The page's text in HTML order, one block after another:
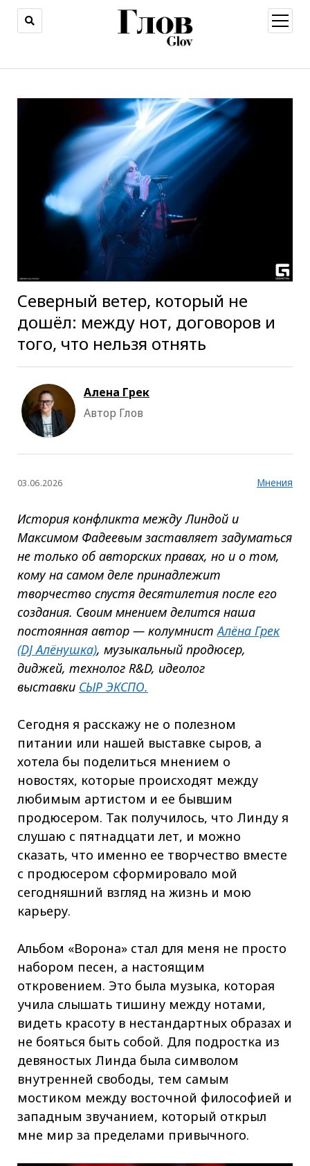
меню
Северный ветер, который не
дошёл: между нот, договоров и
того, что нельзя отнять
Алена Грек
Автор Глов
03.06.2026 Мнения
История конфликта между Линдой и
Максимом Фадеевым заставляет задуматься
не только об авторских правах, но и о том,
кому на самом деле принадлежит
творчество спустя десятилетия после его
создания. Своим мнением делится наша
постоянная автор — колумнистАлёна Грек
(DJ Алёнушка), музыкальный продюсер,
диджей, технолог R&D, идеолог
выставки СЫР ЭКСПО.
Сегодня я расскажу не о полезном
питании или нашей выставке сыров, а
хотела бы поделиться мнением о
новостях, которые происходят между
любимым артистом и ее бывшим
продюсером. Так получилось, что Линду я
слушаю с пятнадцати лет, и можно
сказать, что именно ее творчество вместе
с продюсером сформировало мой
сегодняшний взгляд на жизнь и мою
карьеру.
Альбом «Ворона» стал для меня не просто
набором песен, а настоящим
откровением. Это была музыка, которая
учила слышать тишину между нотами,
видеть красоту в нестандартных образах и
не бояться быть собой. Для подростка из
девяностых Линда была символом
внутренней свободы, тем самым
мостиком между восточной философией и
западным звучанием, который открыл
мне мир за пределами привычного.